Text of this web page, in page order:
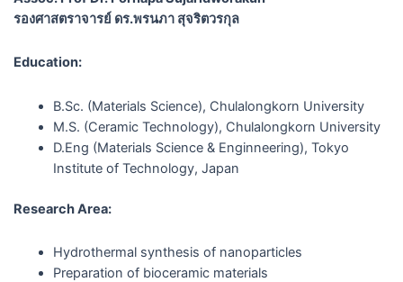
รองศาสตราจารย์ ดร.พรนภา สุจริตวรกุล
Education:
B.Sc. (Materials Science), Chulalongkorn University
M.S. (Ceramic Technology), Chulalongkorn University
D.Eng (Materials Science & Enginneering), Tokyo
Institute of Technology, Japan
Research Area:
Hydrothermal synthesis of nanoparticles
Preparation of bioceramic materials